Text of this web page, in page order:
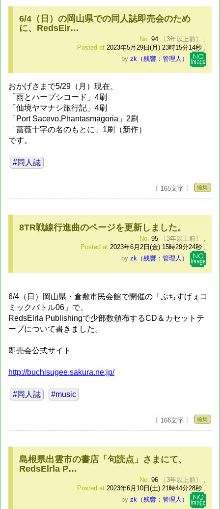
6/4（日）の岡山県での同人誌即売会のため
に、RedsElr…
No. 94 〔3年以上前〕
,
Posted at 2023年5月29日(月) 23時15分14秒 ,
by zk（残響：管理人）
おかげさまで5/29（月）現在、
「雨とハープシコード」4刷
「仙境ヤマナシ旅行記」4刷
「Port Sacevo,Phantasmagoria」2刷
「薔薇十字の名のもとに」1刷（新作）
です。
#同人誌
〔 165文字 〕 編集
8TR戦線行進曲のページを更新しました。
No. 95 〔3年以上前〕
,
Posted at 2023年6月2日(金) 15時29分24秒 ,
by zk（残響：管理人）
6/4（日）岡山県・倉敷市民会館で開催の「ぷちすげぇコ
ミックバトル06」で、
RedsElrla Publishingで少部数頒布するCD＆カセットテ
ープについて書きました。
即売会公式サイト
http://buchisugee.sakura.ne.jp/
#同人誌 #music
〔 166文字 〕 編集
島根県出雲市の書店「句読点」さまにて、
RedsElrla P…
No. 96 〔3年以上前〕
,
Posted at 2023年6月10日(土) 21時44分28秒 ,
by zk（残響：管理人）